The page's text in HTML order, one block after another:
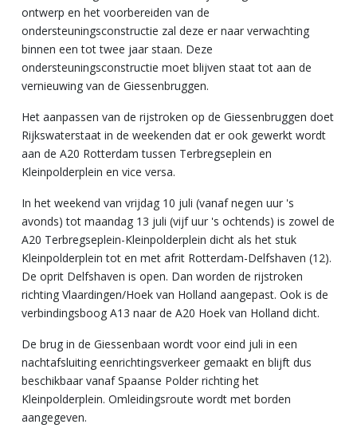
ontwerp en het voorbereiden van de
ondersteuningsconstructie zal deze er naar verwachting
binnen een tot twee jaar staan. Deze
ondersteuningsconstructie moet blijven staat tot aan de
vernieuwing van de Giessenbruggen.
Het aanpassen van de rijstroken op de Giessenbruggen doet
Rijkswaterstaat in de weekenden dat er ook gewerkt wordt
aan de A20 Rotterdam tussen Terbregseplein en
Kleinpolderplein en vice versa.
In het weekend van vrijdag 10 juli (vanaf negen uur 's
avonds) tot maandag 13 juli (vijf uur 's ochtends) is zowel de
A20 Terbregseplein-Kleinpolderplein dicht als het stuk
Kleinpolderplein tot en met afrit Rotterdam-Delfshaven (12).
De oprit Delfshaven is open. Dan worden de rijstroken
richting Vlaardingen/Hoek van Holland aangepast. Ook is de
verbindingsboog A13 naar de A20 Hoek van Holland dicht.
De brug in de Giessenbaan wordt voor eind juli in een
nachtafsluiting eenrichtingsverkeer gemaakt en blijft dus
beschikbaar vanaf Spaanse Polder richting het
Kleinpolderplein. Omleidingsroute wordt met borden
aangegeven.